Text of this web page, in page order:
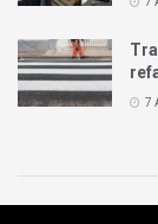
7